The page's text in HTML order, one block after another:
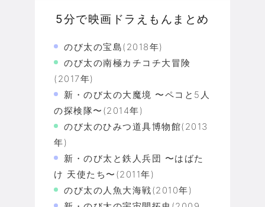
5分で映画ドラえもんまとめ
のび太の宝島(2018年)
のび太の南極カチコチ大冒険
(2017年)
新・のび太の大魔境 〜ペコと5人
の探検隊〜(2014年)
のび太のひみつ道具博物館(2013
年)
新・のび太と鉄人兵団 〜はばた
け 天使たち〜(2011年)
のび太の人魚大海戦(2010年)